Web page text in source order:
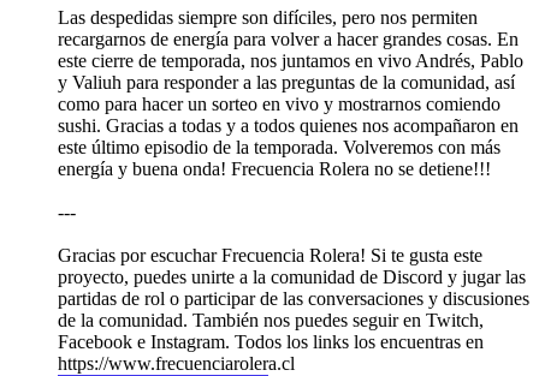
Las despedidas siempre son difíciles, pero nos permiten
recargarnos de energía para volver a hacer grandes cosas. En
este cierre de temporada, nos juntamos en vivo Andrés, Pablo
y Valiuh para responder a las preguntas de la comunidad, así
como para hacer un sorteo en vivo y mostrarnos comiendo
sushi. Gracias a todas y a todos quienes nos acompañaron en
este último episodio de la temporada. Volveremos con más
energía y buena onda! Frecuencia Rolera no se detiene!!!
---
Gracias por escuchar Frecuencia Rolera! Si te gusta este
proyecto, puedes unirte a la comunidad de Discord y jugar las
partidas de rol o participar de las conversaciones y discusiones
de la comunidad. También nos puedes seguir en Twitch,
Facebook e Instagram. Todos los links los encuentras en
https://www.frecuenciarolera.cl